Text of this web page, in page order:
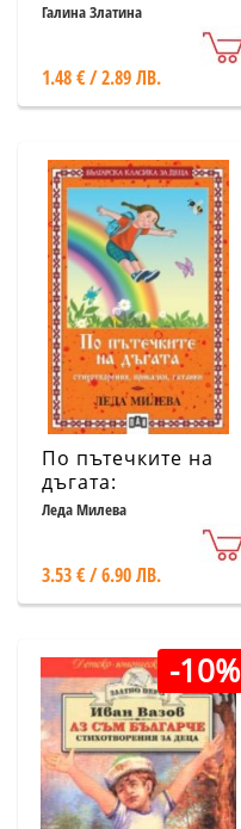
на пирата
Галина Златина
1.48 € / 2.89 ЛВ.
По пътечките на
дъгата:
стихотворения,
приказки, гатанки
Леда Милева
3.53 € / 6.90 ЛВ.
-10%